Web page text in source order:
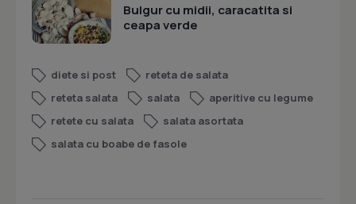
Bulgur cu midii, caracatita si
ceapa verde
diete si post
reteta de salata
reteta salata
salata
aperitive cu legume
retete cu salata
salata asortata
salata cu boabe de fasole